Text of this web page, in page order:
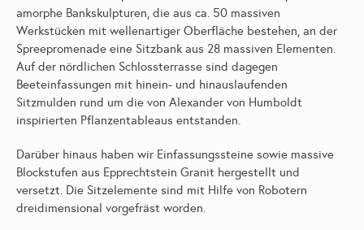
amorphe Bankskulpturen, die aus ca. 50 massiven
Werkstücken mit wellenartiger Oberfläche bestehen, an der
Spreepromenade eine Sitzbank aus 28 massiven Elementen.
Auf der nördlichen Schlossterrasse sind dagegen
Beeteinfassungen mit hinein- und hinauslaufenden
Sitzmulden rund um die von Alexander von Humboldt
inspirierten Pflanzentableaus entstanden.
Darüber hinaus haben wir Einfassungssteine sowie massive
Blockstufen aus Epprechtstein Granit hergestellt und
versetzt. Die Sitzelemente sind mit Hilfe von Robotern
dreidimensional vorgefräst worden.